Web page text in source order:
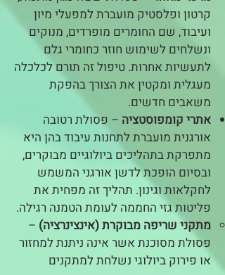
קרטון ופלסטיק מועברת למפעלי מיון
ועיבוד, שם החומרים מופרדים, מנוקים
ונשלחים לשימוש חוזר כחומרי גלם
לתעשיות אחרות. טיפול זה תורם לכלכלה
מעגלית ומקטין את הצורך בהפקת
משאבים חדשים.​
אתרי קומפוסטציה – פסולת רטובה
אורגנית מועברת לתחנות עיבוד בהן היא
מתפרקת בתהליכים ביולוגיים מבוקרים,
ובסיום הופכת לדשן אורגני המשמש
לחקלאות וגינון. תהליך זה מפחית את
פליטות גזי החממה לעומת הטמנה רגילה.
מתקני שריפה מבוקרת (אינצינרציה) –
פסולת מסוכנת אשר אינה ניתנת למחזור
או פירוק ביולוגי נשלחת למתקנים